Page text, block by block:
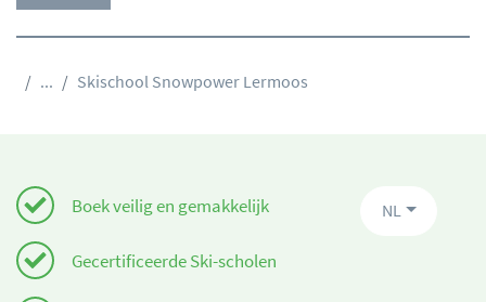
... Skischool Snowpower Lermoos
Boek veilig en gemakkelijk
Gecertificeerde Ski-scholen
NL